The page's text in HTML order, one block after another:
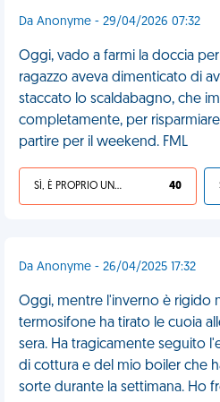
Da Anonyme - 29/04/2026 07:32
Oggi, vado a farmi la doccia
ragazzo aveva dimenticato di
staccato lo scaldabagno, che
completamente, per
partire per il weekend. FML
SÌ, È PROPRIO UNA VDM! 40
Da Anonyme - 26/04/2025 17:32
Oggi, mentre l'inverno è rigido
termosifone ha tirato le cuoia
sera. Ha tragicamente seguito
di cottura e del mio boiler che
sorte durante la settimana. Ho